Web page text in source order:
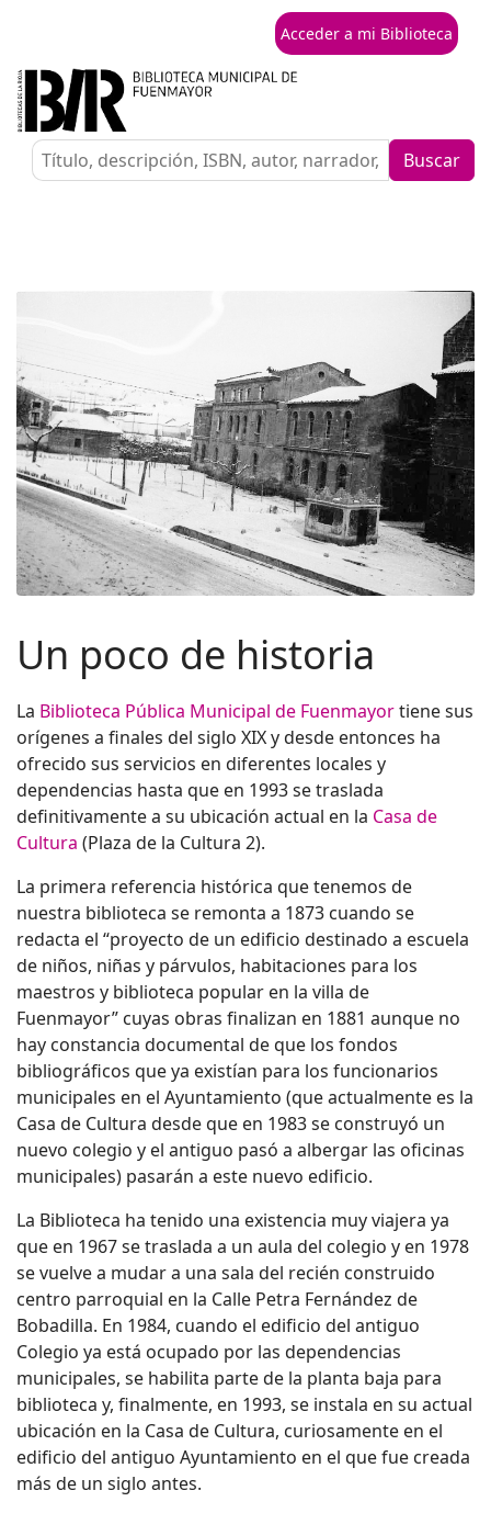
Acceder a mi Biblioteca
Buscar
Un poco de historia
La Biblioteca Pública Municipal de Fuenmayortiene sus
orígenes a finales del siglo XIX y desde entonces ha
ofrecido sus servicios en diferentes locales y
dependencias hasta que en 1993 se traslada
definitivamente a su ubicación actual en la Casa de
Cultura (Plaza de la Cultura 2).
La primera referencia histórica que tenemos de
nuestra biblioteca se remonta a 1873 cuando se
redacta el “proyecto de un edificio destinado a escuela
de niños, niñas y párvulos, habitaciones para los
maestros y biblioteca popular en la villa de
Fuenmayor” cuyas obras finalizan en 1881 aunque no
hay constancia documental de que los fondos
bibliográficos que ya existían para los funcionarios
municipales en el Ayuntamiento (que actualmente es la
Casa de Cultura desde que en 1983 se construyó un
nuevo colegio y el antiguo pasó a albergar las oficinas
municipales) pasarán a este nuevo edificio.
La Biblioteca ha tenido una existencia muy viajera ya
que en 1967 se traslada a un aula del colegio y en 1978
se vuelve a mudar a una sala del recién construido
centro parroquial en la Calle Petra Fernández de
Bobadilla. En 1984, cuando el edificio del antiguo
Colegio ya está ocupado por las dependencias
municipales, se habilita parte de la planta baja para
biblioteca y, finalmente, en 1993, se instala en su actual
ubicación en la Casa de Cultura, curiosamente en el
edificio del antiguo Ayuntamiento en el que fue creada
más de un siglo antes.